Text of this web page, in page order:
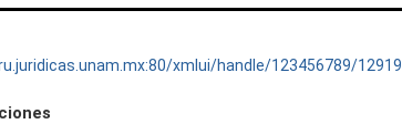
xmlui/handle/123456789/12919